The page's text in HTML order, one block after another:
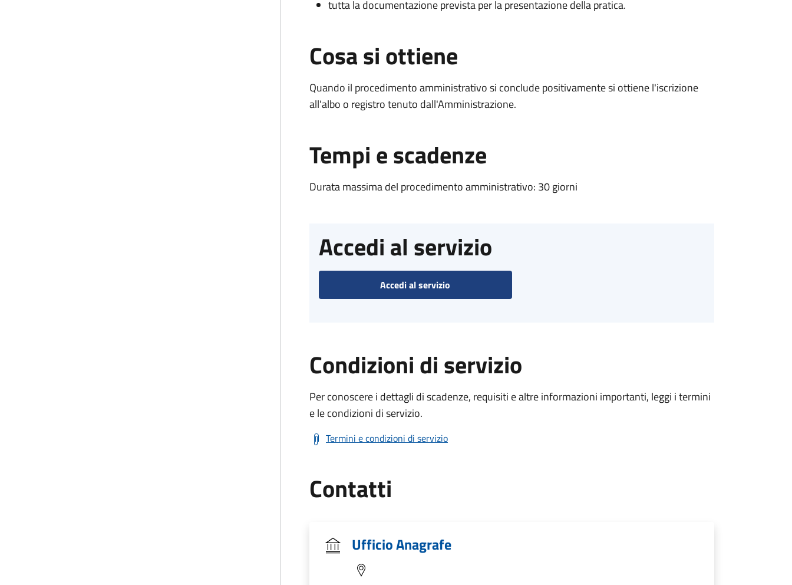
tutta la documentazione prevista per la presentazione della pratica.
Cosa si ottiene
Quando il procedimento amministrativo si conclude positivamente si ottiene l'iscrizione
all'albo o registro tenuto dall'Amministrazione.
Tempi e scadenze
Durata massima del procedimento amministrativo: 30 giorni
Accedi al servizio
Accedi al servizio
Condizioni di servizio
Per conoscere i dettagli di scadenze, requisiti e altre informazioni importanti, leggi i termini
e le condizioni di servizio.
Termini e condizioni di servizio
Contatti
Ufficio Anagrafe